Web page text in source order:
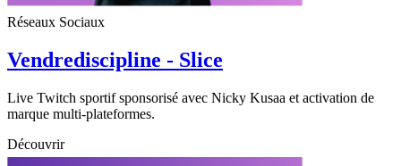
Réseaux Sociaux
Vendrediscipline - Slice
Live Twitch sportif sponsorisé avec Nicky Kusaa et activation de
marque multi-plateformes.
Découvrir